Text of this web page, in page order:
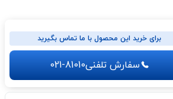
برای خرید این محصول با ما تماس بگیرید
سفارش تلفنی021-81010